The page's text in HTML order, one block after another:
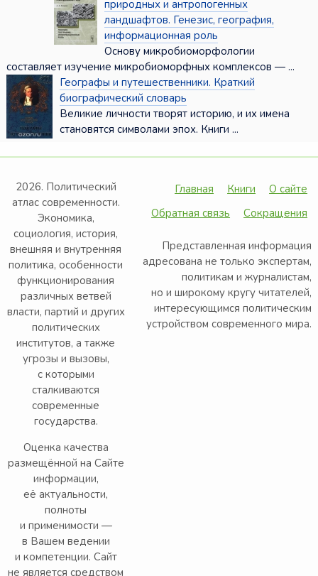
природных и антропогенных
ландшафтов. Генезис, география,
информационная роль
Основу микробиоморфологии
составляет изучение микробиоморфных комплексов — ...
Географы и путешественники. Краткий
биографический словарь
Великие личности творят историю, и их имена
становятся символами эпох. Книги ...
2026. Политический
атлас современности.
Экономика,
социология, история,
внешняя и внутренняя
политика, особенности
функционирования
различных ветвей
власти, партий и других
политических
институтов, а также
угрозы и вызовы,
с которыми
сталкиваются
современные
государства.
Оценка качества
размещённой на Сайте
информации,
её актуальности,
полноты
и применимости —
в Вашем ведении
и компетенции. Сайт
не является средством
Главная Книги
О сайте
Обратная связь
Сокращения
Представленная информация
адресована не только экспертам,
политикам и журналистам,
но и широкому кругу читателей,
интересующимся политическим
устройством современного мира.